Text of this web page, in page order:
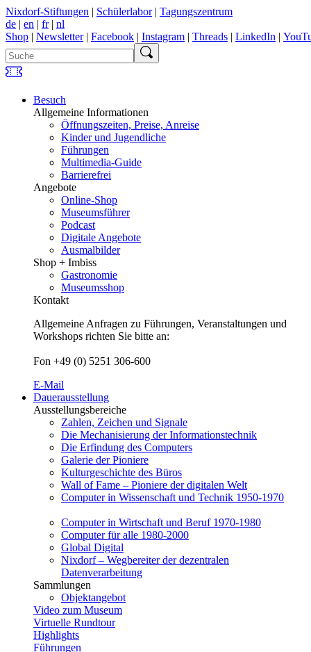
Nixdorf-Stiftungen | Schülerlabor| Tagungszentrum
de | en | fr| nl
Shop | Newsletter| Facebook | Instagram | Threads | LinkedIn |
Besuch
Allgemeine Informationen
Öffnungszeiten, Preise, Anreise
Kinder und Jugendliche
Führungen
Multimedia-Guide
Barrierefrei
Angebote
Online-Shop
Museumsführer
Podcast
Digitale Angebote
Ausmalbilder
Shop + Imbiss
Gastronomie
Museumsshop
Kontakt
Allgemeine Anfragen zu Führungen, Veranstaltungen und
Workshops richten Sie bitte an:
Fon +49 (0) 5251 306-600
E-Mail
Dauerausstellung
Ausstellungsbereiche
Zahlen, Zeichen und Signale
Die Mechanisierung der Informationstechnik
Die Erfindung des Computers
Galerie der Pioniere
Kulturgeschichte des Büros
Wall of Fame – Pioniere der digitalen Welt
Computer in Wissenschaft und Technik 1950-1970
Computer in Wirtschaft und Beruf 1970-1980
Computer für alle 1980-2000
Global Digital
Nixdorf – Wegbereiter der dezentralen
Datenverarbeitung
Sammlungen
Objektangebot
Video zum Museum
Virtuelle Rundtour
Highlights
Führungen